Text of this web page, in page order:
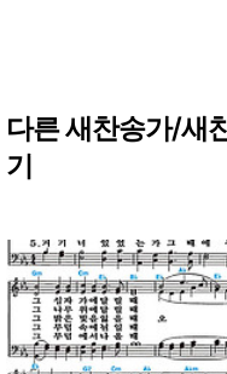
다른 새찬송가/새
기